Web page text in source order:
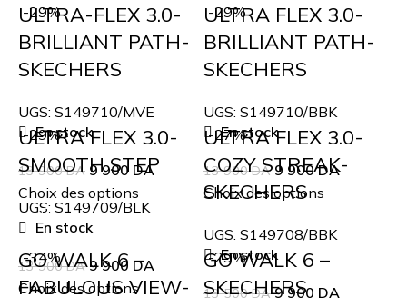
-29%
ULTRA-FLEX 3.0-
BRILLIANT PATH-
SKECHERS
UGS: S149710/MVE
En stock
13 900DA 9 900 DA
Choix des options
-29%
ULTRA FLEX 3.0-
BRILLIANT PATH-
SKECHERS
UGS: S149710/BBK
En stock
13 900DA 9 900DA
Choix des options
-29%
ULTRA FLEX 3.0-
SMOOTH STEP
UGS: S149709/BLK
En stock
13 900DA 9 900 DA
Choix des options
-27%
ULTRA FLEX 3.0-
COZY STREAK-
SKECHERS
UGS: S149708/BBK
En stock
13 500DA 9 900 DA
-34%
GO WALK 6 –
FABULOUS VIEW-
-29%
GO WALK 6 –
SKECHERS